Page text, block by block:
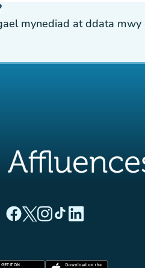
mynediad at ddata
(tab newydd)
(tab newydd)
(tab newydd)
(tab newydd)